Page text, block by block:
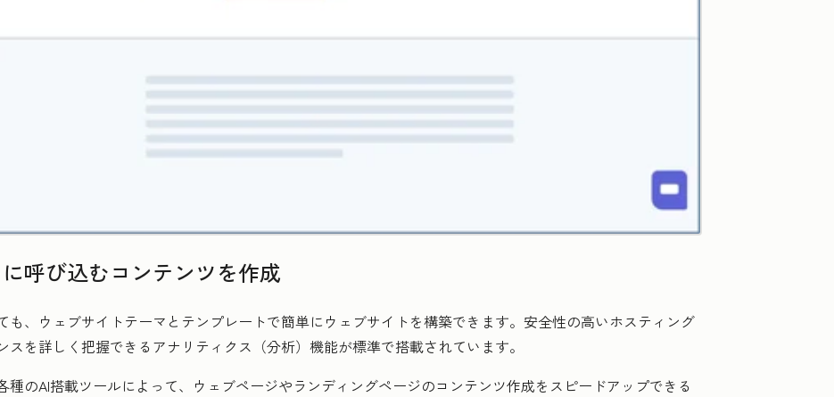
呼び込むコンテンツを作成
も、ウェブサイトテーマとテンプレートで簡単にウェブサイトを構築できます。安全性の高いホスティング
を詳しく把握できるアナリティクス（分析）機能が標準で搭載されています。
種のAI搭載ツールによって、ウェブページやランディングページのコンテンツ作成をスピードアップできる